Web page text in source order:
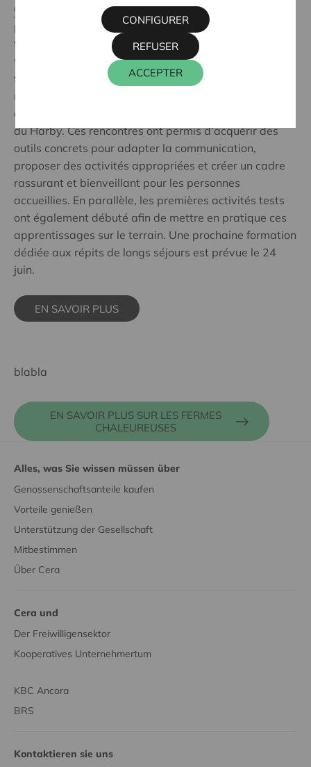
Champêtre en Wallonieavec le soutien de Cera,
poursuit son développement avec deux premiers
temps forts mêlant formation et expérimentation de
terrain. Les participantes ont suivi deux journées de
formation consacrées à la compréhension de la
maladie d’Alzheimer, animées par Alzheimer Belgique
et accueillies à la Ferme de Beauffaux puis à la Ferme
du Harby. Ces rencontres ont permis d’acquérir des
outils concrets pour adapter la communication,
proposer des activités appropriées et créer un cadre
rassurant et bienveillant pour les personnes
accueillies. En parallèle, les premières activités tests
ont également débuté afin de mettre en pratique ces
apprentissages sur le terrain. Une prochaine formation
dédiée aux répits de longs séjours est prévue le 24
juin.
EN SAVOIR PLUS
blabla
EN SAVOIR PLUS SUR LES FERMES
CHALEUREUSES
Alles, was Sie wissen müssen über
Genossenschaftsanteile kaufen
Vorteile genießen
Unterstützung der Gesellschaft
Mitbestimmen
Über Cera
Cera und
Der Freiwilligensektor
Kooperatives Unternehmertum
KBC Ancora
BRS
Kontaktieren sie uns
ACCEPTER
REFUSER
CONFIGURER